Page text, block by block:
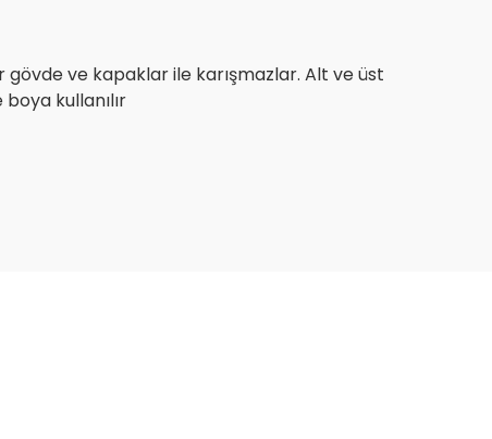
gövde ve kapaklar ile karışmazlar. Alt ve üst
kullanılır